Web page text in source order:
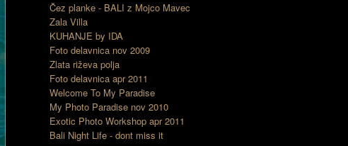
Čez planke - BALI z Mojco Mavec
Zala Villa
KUHANJE by IDA
Foto delavnica nov 2009
Zlata riževa polja
Foto delavnica apr 2011
Welcome To My Paradise
My Photo Paradise nov 2010
Exotic Photo Workshop apr 2011
Bali Night Life - dont miss it